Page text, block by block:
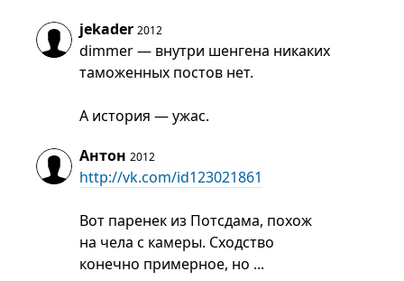
jekader 2012
dimmer — внутри шенгена никаких
таможенных постов нет.
А история — ужас.
Антон 2012
http://vk.com/id123021861
Вот паренек из Потсдама, похож
на чела с камеры. Сходство
конечно примерное, но ...